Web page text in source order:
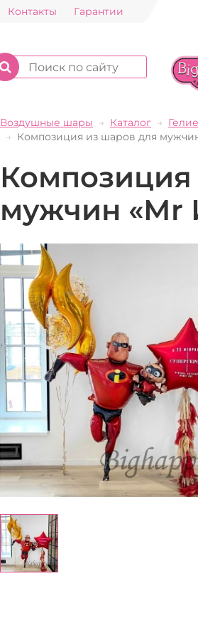
Контакты Гарантии
Воздушные шары Каталог
Композиция из шаров для
Композиция
мужчин «Мr